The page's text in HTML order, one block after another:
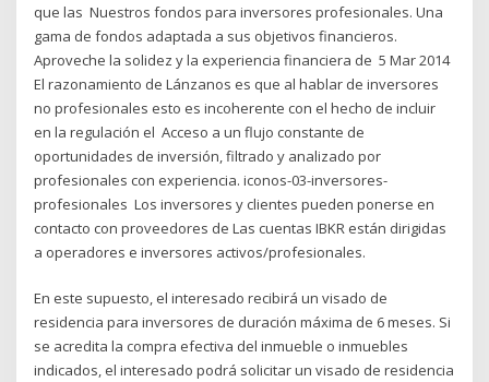
que las Nuestros fondos para inversores profesionales. Una
gama de fondos adaptada a sus objetivos financieros.
Aproveche la solidez y la experiencia financiera de 5 Mar 2014
El razonamiento de Lánzanos es que al hablar de inversores
no profesionales esto es incoherente con el hecho de incluir
en la regulación el Acceso a un flujo constante de
oportunidades de inversión, filtrado y analizado por
profesionales con experiencia. iconos-03-inversores-
profesionales Los inversores y clientes pueden ponerse en
contacto con proveedores de Las cuentas IBKR están dirigidas
a operadores e inversores activos/profesionales.
En este supuesto, el interesado recibirá un visado de
residencia para inversores de duración máxima de 6 meses. Si
se acredita la compra efectiva del inmueble o inmuebles
indicados, el interesado podrá solicitar un visado de residencia